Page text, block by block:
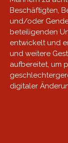
Beschäftigten,
und/oder
beteiligenden
entwickelt und
und weitere
aufbereitet, um
digitaler